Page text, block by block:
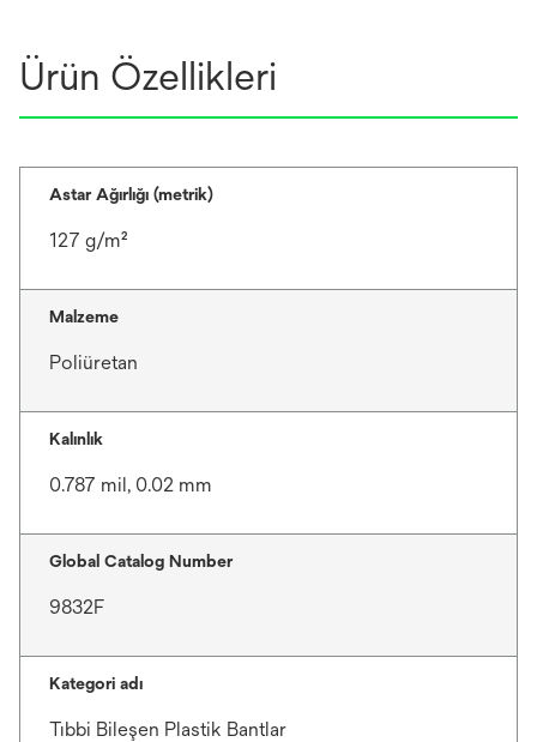
Ürün Özellikleri
Astar Ağırlığı (metrik)
127 g/m²
Malzeme
Poliüretan
Kalınlık
0.787 mil, 0.02 mm
Global Catalog Number
9832F
Kategori adı
Tıbbi Bileşen Plastik Bantlar